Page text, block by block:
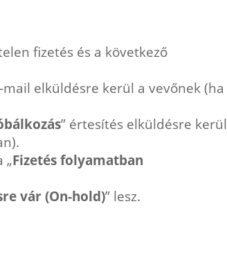
fizetés és a következő
mail elküldésre kerül a vevőnek (ha
” értesítés elküldésre kerül
„Fizetés folyamatban
vár (On-hold)” lesz.